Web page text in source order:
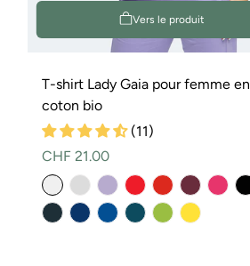
Vers le produit
T-shirt Lady Gaia pour femme en
coton bio
(11)
Prix
normal
CHF 21.00